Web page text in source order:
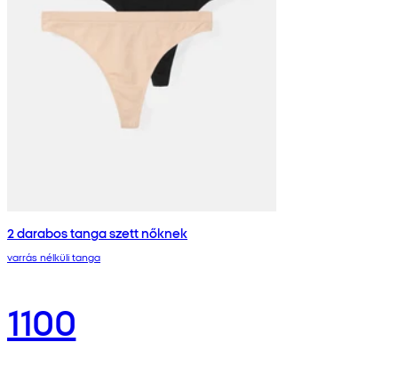
2 darabos tanga szett nőknek
varrás nélküli tanga
1100